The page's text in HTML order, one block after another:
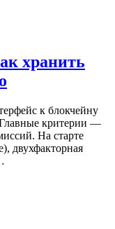
хранить
к блокчейну
критерии —
На старте
двухфакторная